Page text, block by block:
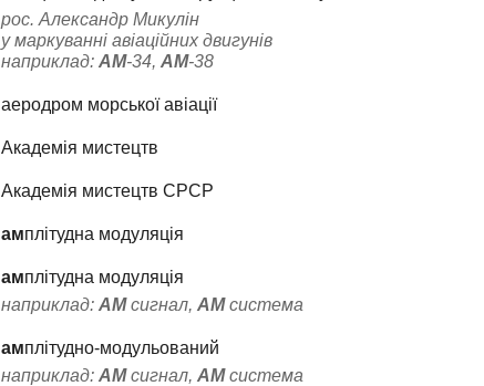
рос. Александр Микулін
у маркуванні авіаційних двигунів
наприклад: АМ-34, АМ-38
аеродром морської авіації
Академія мистецтв
Академія мистецтв СРСР
амплітудна модуляція
амплітудна модуляція
наприклад: АМсигнал, АМсистема
амплітудно-модульований
наприклад: АМсигнал, АМсистема